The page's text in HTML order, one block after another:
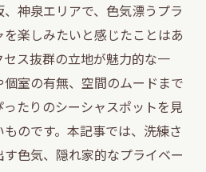
神泉エリアで、色気漂うプラ
楽しみたいと感じたことはあ
ス抜群の立地が魅力的な一
室の有無、空間のムードまで
たりのシーシャスポットを見
のです。本記事では、洗練さ
色気、隠れ家的なプライベー